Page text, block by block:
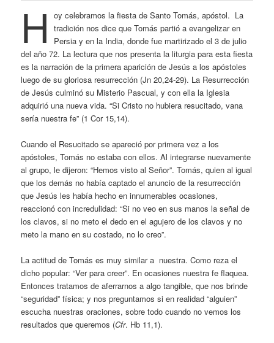
H
oy celebramos la fiesta de Santo Tomás, apóstol. La
tradición nos dice que Tomás partió a evangelizar en
Persia y en la India, donde fue martirizado el 3 de julio
del año 72. La lectura que nos presenta la liturgia para esta fiesta
es la narración de la primera aparición de Jesús a los apóstoles
luego de su gloriosa resurrección (Jn 20,24-29). La Resurrección
de Jesús culminó su Misterio Pascual, y con ella la Iglesia
adquirió una nueva vida. “Si Cristo no hubiera resucitado, vana
sería nuestra fe” (1 Cor 15,14).
Cuando el Resucitado se apareció por primera vez a los
apóstoles, Tomás no estaba con ellos. Al integrarse nuevamente
al grupo, le dijeron: “Hemos visto al Señor”. Tomás, quien al igual
que los demás no había captado el anuncio de la resurrección
que Jesús les había hecho en innumerables ocasiones,
reaccionó con incredulidad: “Si no veo en sus manos la señal de
los clavos, si no meto el dedo en el agujero de los clavos y no
meto la mano en su costado, no lo creo”.
La actitud de Tomás es muy similar a nuestra. Como reza el
dicho popular: “Ver para creer”. En ocasiones nuestra fe flaquea.
Entonces tratamos de aferrarnos a algo tangible, que nos brinde
“seguridad” física; y nos preguntamos si en realidad “alguien”
escucha nuestras oraciones, sobre todo cuando no vemos los
resultados que queremos (Cfr. Hb 11,1).